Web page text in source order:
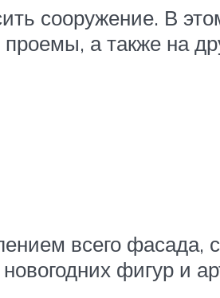
сооружение. В
а также на
всего фасада,
фигур и